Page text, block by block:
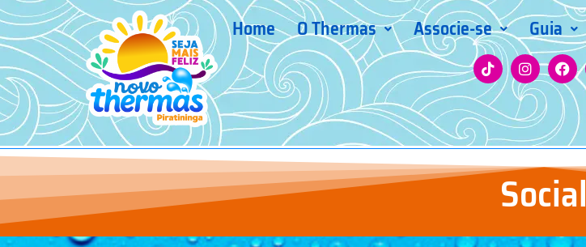
Home O Thermas Associe-se Guia
Social